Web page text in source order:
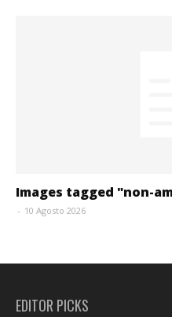
Images tagged "non-
- 10 Agosto 2026
EDITOR PICKS